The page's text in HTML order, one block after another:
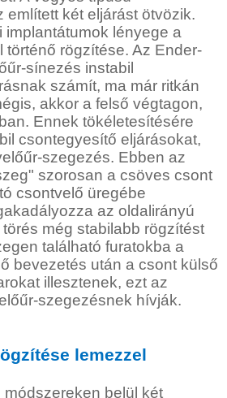
említett két eljárást ötvözik.
implantátumok lényege a
történő rögzítése. Az Ender-
sínezés instabil
számít, ma már ritkán
akkor a felső végtagon,
Ennek tökéletesítésére
csontegyesítő eljárásokat,
szegezés. Ebben az
szorosan a csöves csont
csontvelő üregébe
az oldalirányú
még stabilabb rögzítést
található furatokba a
bevezetés után a csont külső
illesztenek, ezt az
szegezésnek hívják.
lemezzel
belül két